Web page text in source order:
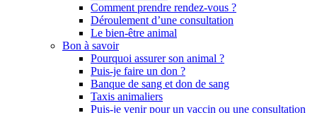
Comment prendre rendez-vous ?
Déroulement d’une consultation
Le bien-être animal
Bon à savoir
Pourquoi assurer son animal ?
Puis-je faire un don ?
Banque de sang et don de sang
Taxis animaliers
Puis-je venir pour un vaccin ou une consultation